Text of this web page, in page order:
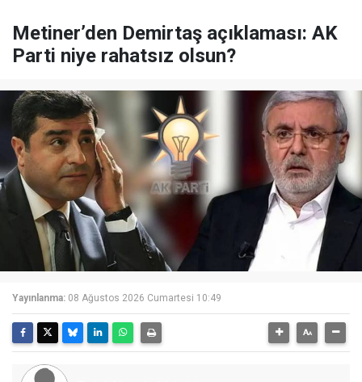
Metiner’den Demirtaş açıklaması: AK
Parti niye rahatsız olsun?
Yayınlanma: 08 Ağustos 2026 Cumartesi 10:49